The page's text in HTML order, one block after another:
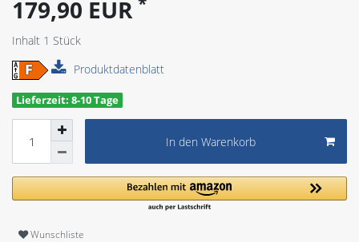
179,90 EUR
Inhalt 1 Stück
Produktdatenblatt
Lieferzeit: 8-10 Tage
In den Warenkorb
Wunschliste